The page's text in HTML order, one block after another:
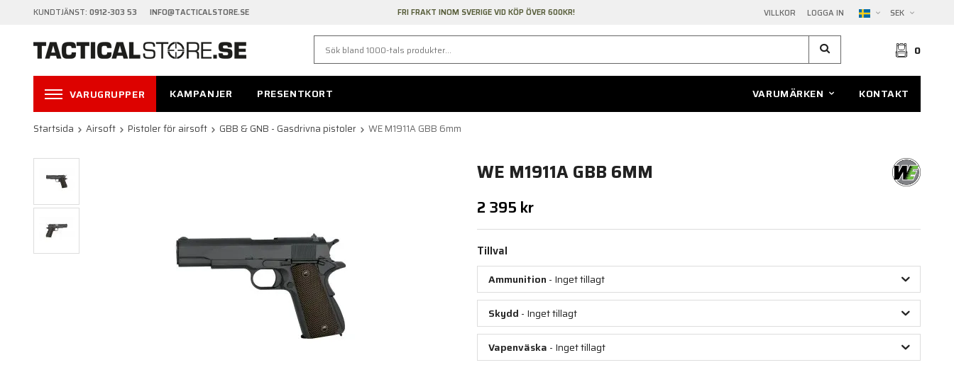
KUNDTJÄNST: 0912-303 53 INFO@TACTICALSTORE.SE VILLKOR LOGGA IN SEK
FRI FRAKT INOM SVERIGE VID KÖP ÖVER 600KR!
0
VARUGRUPPER KAMPANJER PRESENTKORT VARUMÄRKEN KONTAKT
Startsida Airsoft Pistoler för airsoft GBB & GNB - Gasdrivna pistoler WE M1911A GBB 6mm
WE M1911A GBB 6MM
2 395 kr
Tillval
Ammunition - Inget tillagt
Skydd - Inget tillagt
Vapenväska - Inget tillagt